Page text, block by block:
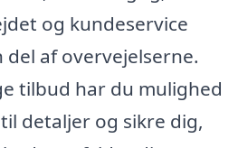
og kundeservice
af overvejelserne.
tilbud har du mulighed
detaljer og sikre dig,